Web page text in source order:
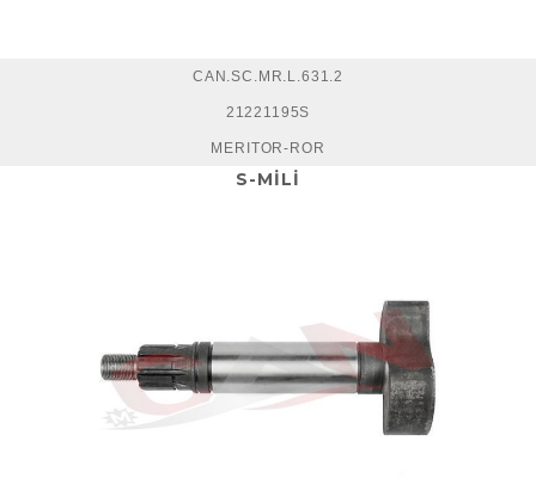
CAN.SC.MR.L.631.2
21221195S
MERITOR-ROR
S-MİLİ